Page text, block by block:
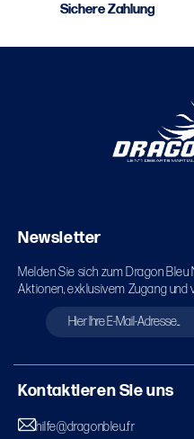
Sichere Zahlung
Newsletter
Melden Sie sich zum Dragon
Aktionen, exklusivem Zugang und
Kontaktieren Sie uns
hilfe@dragonbleu.fr